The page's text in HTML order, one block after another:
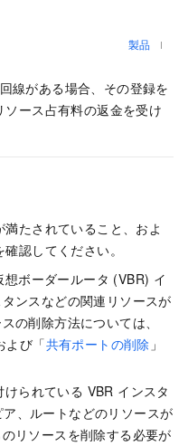
製品
線がある場合、その登録を
ース占有料の返金を受け
たされていること、およ
認してください。
ボーダールータ (VBR) イ
ンスなどの関連リソースが
の削除方法については、
よび「共有ポートの削除 」
られている VBR インスタ
、ルートなどのリソースが
リソースを削除する必要が